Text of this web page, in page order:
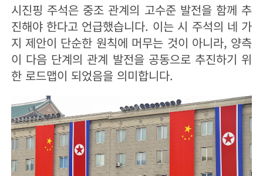
시진핑 주석은 중조 관계의 고수준 발전을 함께 추
진해야 한다고 언급했습니다. 이는 시 주석의 네 가
지 제안이 단순한 원칙에 머무는 것이 아니라, 양측
이 다음 단계의 관계 발전을 공동으로 추진하기 위
한 로드맵이 되었음을 의미합니다.